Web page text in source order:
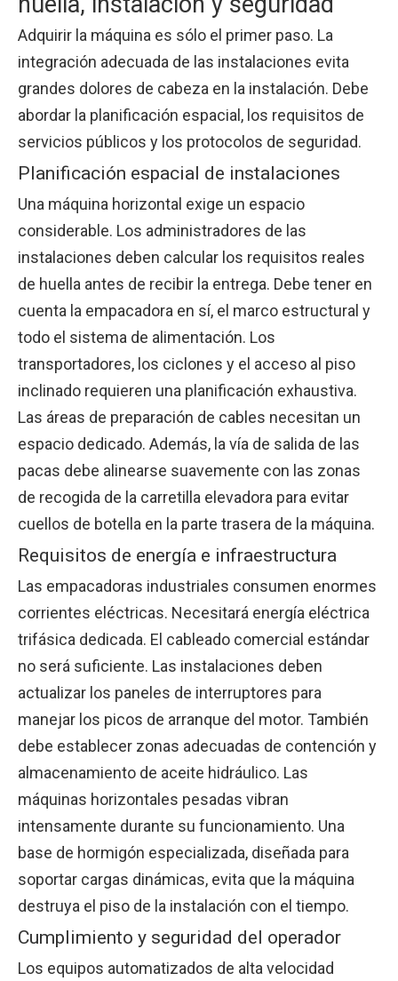
Adquirir la máquina es sólo el primer paso. La
integración adecuada de las instalaciones evita
grandes dolores de cabeza en la instalación. Debe
abordar la planificación espacial, los requisitos de
servicios públicos y los protocolos de seguridad.
Planificación espacial de instalaciones
Una máquina horizontal exige un espacio
considerable. Los administradores de las
instalaciones deben calcular los requisitos reales
de huella antes de recibir la entrega. Debe tener en
cuenta la empacadora en sí, el marco estructural y
todo el sistema de alimentación. Los
transportadores, los ciclones y el acceso al piso
inclinado requieren una planificación exhaustiva.
Las áreas de preparación de cables necesitan un
espacio dedicado. Además, la vía de salida de las
pacas debe alinearse suavemente con las zonas
de recogida de la carretilla elevadora para evitar
cuellos de botella en la parte trasera de la máquina.
Requisitos de energía e infraestructura
Las empacadoras industriales consumen enormes
corrientes eléctricas. Necesitará energía eléctrica
trifásica dedicada. El cableado comercial estándar
no será suficiente. Las instalaciones deben
actualizar los paneles de interruptores para
manejar los picos de arranque del motor. También
debe establecer zonas adecuadas de contención y
almacenamiento de aceite hidráulico. Las
máquinas horizontales pesadas vibran
intensamente durante su funcionamiento. Una
base de hormigón especializada, diseñada para
soportar cargas dinámicas, evita que la máquina
destruya el piso de la instalación con el tiempo.
Cumplimiento y seguridad del operador
Los equipos automatizados de alta velocidad